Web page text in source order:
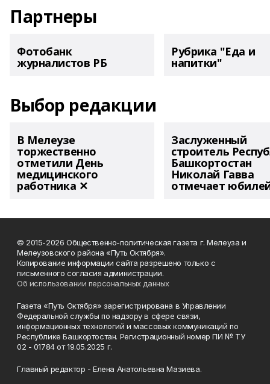
Партнеры
Фотобанк
журналистов РБ
Рубрика "Еда и
напитки"
Выбор редакции
В Мелеузе
торжественно
отметили День
медицинского
работника ✕
Заслуженный
строитель
Башкортостан
Николай Гавва
отмечает
© 2015-2026 Общественно-политическая газета г. Мелеуза и
Мелеузовского района «Путь Октября».
Копирование информации сайта разрешено только с
письменного согласия администрации.
Об использовании персональных данных
Газета «Путь Октября» зарегистрирована в Управлении
Федеральной службы по надзору в сфере связи,
информационных технологий и массовых коммуникаций по
Республике Башкортостан. Регистрационный номер ПИ № ТУ
02 - 01784 от 19.05.2025 г.
Главный редактор - Елена Анатольевна Мазиева.